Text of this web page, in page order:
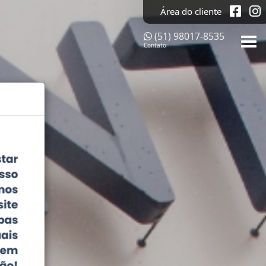
Área do cliente
(51) 98017-8535
Contato